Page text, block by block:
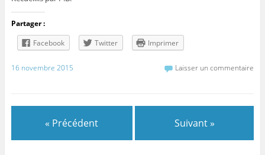
Partager :
Facebook
Twitter Imprimer
16 novembre 2015 Laisser un commentaire
« Précédent Suivant »